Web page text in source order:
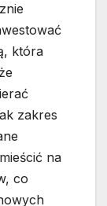
która
zakres
na
co